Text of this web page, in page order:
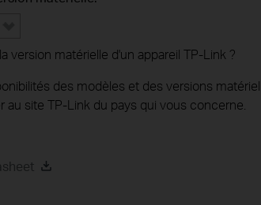
version matérielle d'un appareil TP-Link ?
des modèles et des versions
au site TP-Link du pays qui vous concerne.